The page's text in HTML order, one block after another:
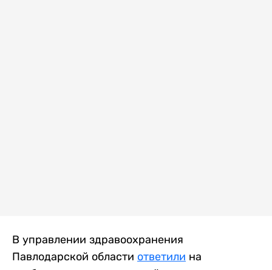
В управлении здравоохранения
Павлодарской области ответили на